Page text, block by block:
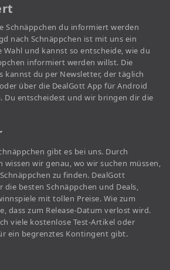
Schnäppchen du informiert werden
nach Schnäppchen ist mit uns ein
Wahl und kannst so entscheide, wie du
informiert werden willst. Die
kannst du per Newsletter, der täglich
über die DealGott App für Android
Du entscheidest und wir bringen dir die
gibt es bei uns. Durch
wissen wir genau, wo wir suchen müssen,
zu finden. DealGott
besten Schnäppchen und Deals,
mit tollen Preise. Wie zum
dass zum Release-Datum verlost wird.
viele kostenlose Test-Artikel oder
ein begrenztes Kontingent gibt.